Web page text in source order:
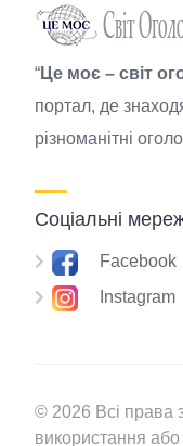
“Це моє – світ
портал, де
різноманітні
Соціальні
Facebook
Instagram
© 2026 Всі права
використання або